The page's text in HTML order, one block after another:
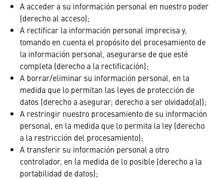
A acceder a su información personal en nuestro poder
(derecho al acceso);
A rectificar la información personal imprecisa y,
tomando en cuenta el propósito del procesamiento de
la información personal, asegurarse de que esté
completa (derecho a la rectificación);
A borrar/eliminar su información personal, en la
medida que lo permitan las leyes de protección de
datos (derecho a asegurar; derecho a ser olvidado(a));
A restringir nuestro procesamiento de su información
personal, en la medida que lo permita la ley (derecho
a la restricción del procesamiento);
A transferir su información personal a otro
controlador, en la medida de lo posible (derecho a la
portabilidad de datos);